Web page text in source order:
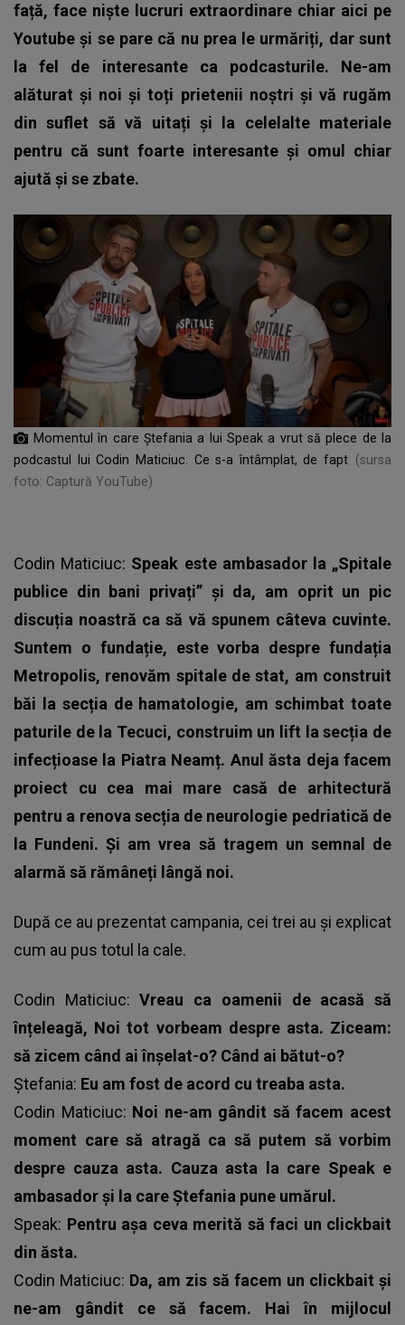
față, face niște lucruri extraordinare chiar aici pe
Youtube și se pare că nu prea le urmăriți, dar sunt
la fel de interesante ca podcasturile. Ne-am
alăturat și noi și toți prietenii noștri și vă rugăm
din suflet să vă uitați și la celelalte materiale
pentru că sunt foarte interesante și omul chiar
ajută și se zbate.
Momentul în care Ștefania a lui Speak a vrut să plece de la
podcastul lui Codin Maticiuc. Ce s-a întâmplat, de fapt (sursa
foto: Captură YouTube)
Codin Maticiuc: Speak este ambasador la „Spitale
publice din bani privați” și da, am oprit un pic
discuția noastră ca să vă spunem câteva cuvinte.
Suntem o fundație, este vorba despre fundația
Metropolis, renovăm spitale de stat, am construit
băi la secția de hamatologie, am schimbat toate
paturile de la Tecuci, construim un lift la secția de
infecțioase la Piatra Neamț. Anul ăsta deja facem
proiect cu cea mai mare casă de arhitectură
pentru a renova secția de neurologie pedriatică de
la Fundeni. Și am vrea să tragem un semnal de
alarmă să rămâneți lângă noi.
După ce au prezentat campania, cei trei au și explicat
cum au pus totul la cale.
Codin Maticiuc:Vreau ca oamenii de acasă să
înțeleagă, Noi tot vorbeam despre asta. Ziceam:
să zicem când ai înșelat-o? Când ai bătut-o?
Ștefania: Eu am fost de acord cu treaba asta.
Codin Maticiuc: Noi ne-am gândit să facem acest
moment care să atragă ca să putem să vorbim
despre cauza asta. Cauza asta la care Speak e
ambasador și la care Ștefania pune umărul.
Speak: Pentru așa ceva merită să faci un clickbait
din ăsta.
Codin Maticiuc: Da, am zis să facem un clickbait și
ne-am gândit ce să facem. Hai în mijlocul